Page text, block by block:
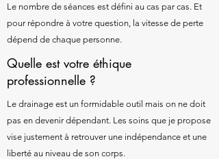
Le nombre de séances est défini au cas par cas. Et
pour répondre à votre question, la vitesse de perte
dépend de chaque personne.
Quelle est votre éthique
professionnelle ?
Le drainage est un formidable outil mais on ne doit
pas en devenir dépendant. Les soins que je propose
vise justement à retrouver une indépendance et une
liberté au niveau de son corps.